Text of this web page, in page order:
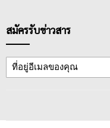
สมัครรับข่าวสาร